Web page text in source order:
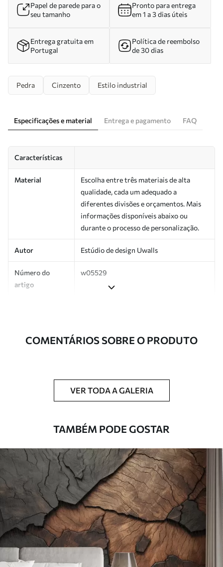
Papel de parede para o
seu tamanho
Pronto para entrega
em 1 a 3 dias úteis
Entrega gratuita em
Portugal
Política de reembolso
de 30 dias
Pedra Cinzento Estilo industrial
Especificações e material Entrega e pagamento FAQ
Características
Material
Escolha entre três materiais de alta
qualidade, cada um adequado a
diferentes divisões e orçamentos. Mais
informações disponíveis abaixo ou
durante o processo de personalização.
Autor Estúdio de design Uwalls
Número do
artigo
w05529
Adicionalmente
Disponível com revestimento de verniz
esponja macia. Murais de parede com
revestimento de verniz podem ser limpos
Aplicação perfeita
Materiais disponíveis
Standard
45.00 27.00€/m²
Premium
56.6734.00€/m²
COMENTÁRIOS SOBRE O PRODUTO
VER TODA A GALERIA
TAMBÉM PODE GOSTAR